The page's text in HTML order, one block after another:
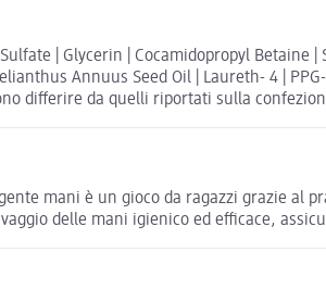
| Glycerin | Cocamidopropyl Betaine
Annuus Seed Oil | Laureth- 4 |
differire da quelli riportati sulla
mani è un gioco da ragazzi grazie al
delle mani igienico ed efficace,